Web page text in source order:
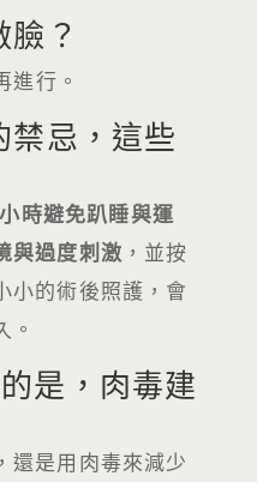
？
進行。
禁忌，這些
時避免趴睡與運
與過度刺激 ，並按
小的術後照護，會
是，肉毒建
還是用肉毒來減少